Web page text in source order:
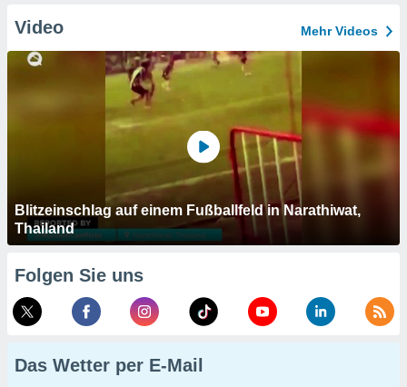
Video Mehr Videos
Blitzeinschlag auf einem Fußballfeld in Narathiwat,
Thailand
Folgen Sie uns
Das Wetter per E-Mail